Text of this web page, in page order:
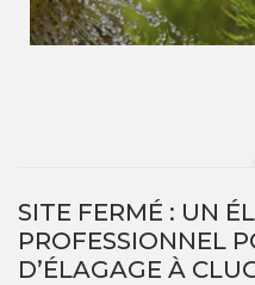
SITE FERMÉ : UN
PROFESSIONNEL
D’ÉLAGAGE À